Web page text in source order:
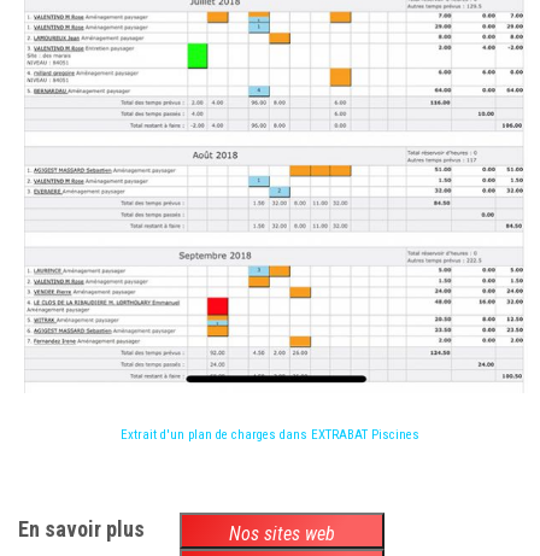
Extrait d'un plan de charges dans EXTRABAT Piscines
En savoir plus
Nos sites web